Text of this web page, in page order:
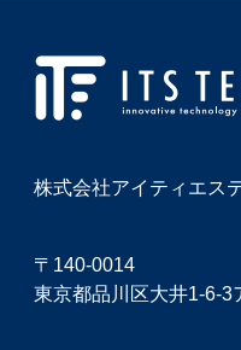
株式会社アイティエス
〒140-0014
東京都品川区大井1-6-3